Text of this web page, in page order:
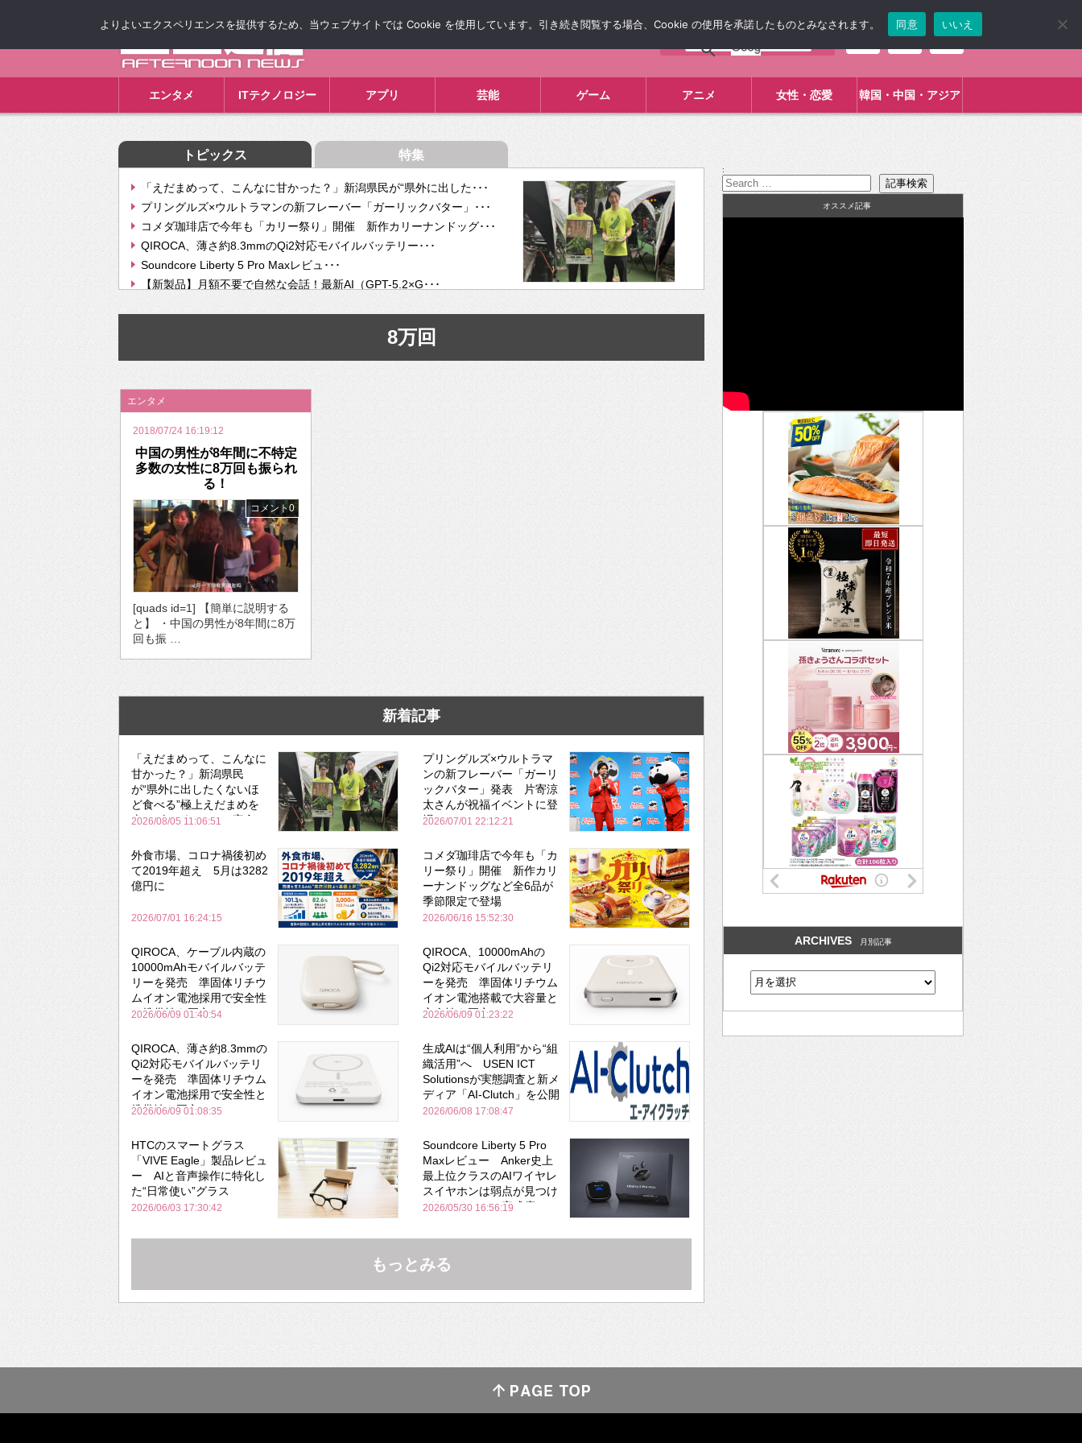
エンタメ ITテクノロジー アプリ 芸能 ゲーム アニメ 女性・恋愛 韓国・中国・アジア
トピックス 特集
「えだまめって、こんなに甘かった？」新潟県民が“県外に出した･･･
プリングルズ×ウルトラマンの新フレーバー「ガーリックバター」･･･
コメダ珈琲店で今年も「カリー祭り」開催 新作カリーナンドッグ･･･
QIROCA、薄さ約8.3mmのQi2対応モバイルバッテリー･･･
Soundcore Liberty 5 Pro Maxレビュ･･･
【新製品】月額不要で自然な会話！最新AI（GPT-5.2×G･･･
【次世代の没入感と生産性】VITURE Luma Ultra･･･
挫折率8割の壁をAIで突破。ジャストシステム、”自分が今話し･･･
2026年のバレンタインは「自分で作って、想いを渡す」 TE･･･
8万回
エンタメ
2018/07/24 16:19:12
中国の男性が8年間に不特定
多数の女性に8万回も振られ
る！
コメント0
[quads id=1] 【簡単に説明する
と】 ・中国の男性が8年間に8万
回も振 …
新着記事
「えだまめって、こんなに
甘かった？」新潟県民
が“県外に出したくないほ
ど食べる”極上えだまめを
森のビアガーデンで実食
2026/08/05 11:06:51
プリングルズ×ウルトラマ
ンの新フレーバー「ガーリ
ックバター」発表 片寄涼
太さんが祝福イベントに登
場
2026/07/01 22:12:21
外食市場、コロナ禍後初め
て2019年超え 5月は3282
億円に
2026/07/01 16:24:15
コメダ珈琲店で今年も「カ
リー祭り」開催 新作カリ
ーナンドッグなど全6品が
季節限定で登場
2026/06/16 15:52:30
QIROCA、ケーブル内蔵の
10000mAhモバイルバッテ
リーを発売 準固体リチウ
ムイオン電池採用で安全性
と携帯性を両立
2026/06/09 01:40:54
QIROCA、10000mAhの
Qi2対応モバイルバッテリ
ーを発売 準固体リチウム
イオン電池搭載で大容量と
安全性を両立
2026/06/09 01:23:22
QIROCA、薄さ約8.3mmの
Qi2対応モバイルバッテリ
ーを発売 準固体リチウム
イオン電池採用で安全性と
携帯性を両立
2026/06/09 01:08:35
生成AIは“個人利用”から“組
織活用”へ USEN ICT
Solutionsが実態調査と新メ
ディア「AI-Clutch」を公開
2026/06/08 17:08:47
HTCのスマートグラス
「VIVE Eagle」製品レビュ
ー AIと音声操作に特化し
た“日常使い”グラス
2026/06/03 17:30:42
Soundcore Liberty 5 Pro
Maxレビュー Anker史上
最上位クラスのAIワイヤレ
スイヤホンは弱点が見つけ
づらいくらいの完成度にび
Bose並み
2026/05/30 16:56:19
もっとみる
:
オススメ記事
ARCHIVES 月別記事
よりよいエクスペリエンスを提供するため、当ウェブサイトでは Cookie を使用しています。引き続き閲覧する場合、Cookie の使用を承諾したものとみなされます。 同意 いいえ